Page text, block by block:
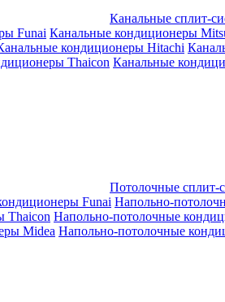
Канальные сплит-
Funai Канальные кондиционеры
кондиционеры Hitachi
Thaicon Канальные
Потолочные сплит-
Funai Напольно-
Thaicon Напольно-потолочные
Midea Напольно-потолочные